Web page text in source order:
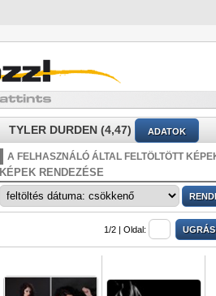
TYLER DURDEN (4,47) ADATOK
A FELHASZNÁLÓ ÁLTAL FELTÖLTÖTT
KÉPEK RENDEZÉSE
1/2 | Oldal: